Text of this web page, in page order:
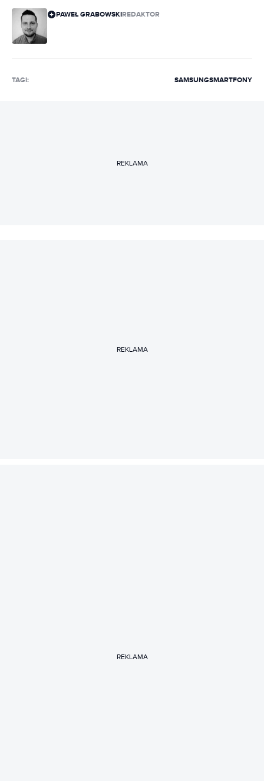
PAWEŁ GRABOWSKIREDAKTOR
TAGI: SAMSUNGSMARTFONY
REKLAMA
REKLAMA
REKLAMA